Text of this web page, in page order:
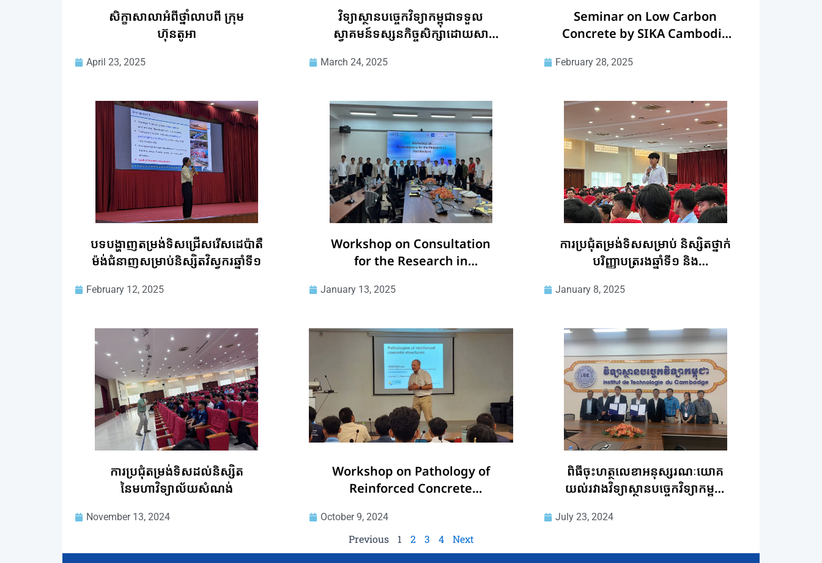
សិក្ខាសាលាអំពីថ្នាំលាបពី ក្រុម
ហ៊ុនតូអា
April 23, 2025
វិទ្យាស្ថានបច្ចេកវិទ្យាកម្ពុជាទទួល
ស្វាគមន៍ទស្សនកិច្ចសិក្សាដោយសា
Philippine Institute of Civil
March 24, 2025
Seminar on Low Carbon
Concrete by SIKA Cambodia
February 28, 2025
បទបង្ហាញតម្រង់ទិសជ្រើសរើសដេប៉ាតឺ
ម៉ង់ជំនាញសម្រាប់និស្សិតវិស្វករឆ្នាំទី១
February 12, 2025
Workshop on Consultation
for the Research in
January 13, 2025
ការប្រជុំតម្រង់ទិសសម្រាប់ និស្សិតថ្នាក់
បរិញ្ញាបត្ររងឆ្នាំទី១ និង
January 8, 2025
ការប្រជុំតម្រង់ទិសដល់និស្សិត
នៃមហាវិទ្យាល័យសំណង់
November 13, 2024
Workshop on Pathology of
Reinforced Concrete
COURARD from University of
Liège
October 9, 2024
ពិធីចុះហត្ថលេខាអនុស្សរណៈយោគ
យល់រវាងវិទ្យាស្ថានបច្ចេកវិទ្យាកម្ពុជា
July 23, 2024
Previous 1 2 3 4 Next